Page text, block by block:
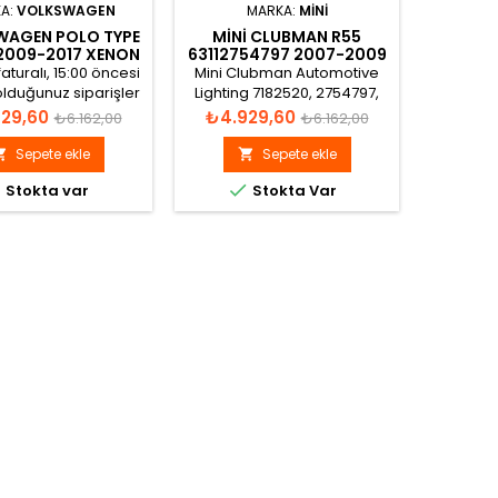
VOLKSWAGEN
POLO TYPE
2017 XENON
8K0941597E
15:00 öncesi
siparişler
gün gönderilir.
Normal
fiyat
₺6.162,00
Sepete ekle
Stokta var
MARKA: MINI
MINI CLUBMAN R55
63112754797 2007-2009
XENON FAR BEYNI
Mini Clubman Automotive
Lighting 7182520, 2754797,
63117182520, 63112754797,
1307329153, 130732915301
Xenon Far Beyni
Fiyat
₺4.929,60 Normal
fiyat
₺6.162,00
 Sepete ekle
 Stokta Var